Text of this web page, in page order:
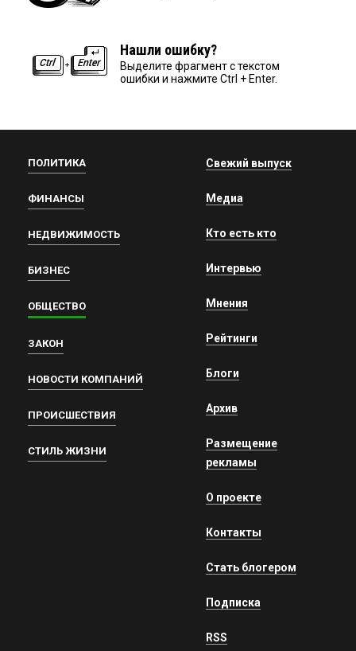
Нашли ошибку?
Выделите фрагмент с текстом
ошибки и нажмите Ctrl + Enter.
ПОЛИТИКА
ФИНАНСЫ
НЕДВИЖИМОСТЬ
БИЗНЕС
ОБЩЕСТВО
ЗАКОН
НОВОСТИ КОМПАНИЙ
ПРОИСШЕСТВИЯ
СТИЛЬ ЖИЗНИ
Свежий выпуск
Медиа
Кто есть кто
Интервью
Мнения
Рейтинги
Блоги
Архив
Размещение
рекламы
О проекте
Контакты
Стать блогером
Подписка
RSS